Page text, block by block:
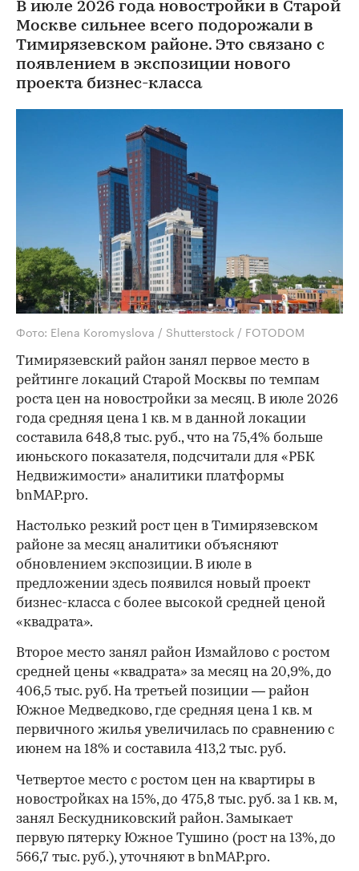
В июле 2026 года новостройки в Старой
Москве сильнее всего подорожали в
Тимирязевском районе. Это связано с
появлением в экспозиции нового
проекта бизнес-класса
Фото: Elena Koromyslova / Shutterstock / FOTODOM
Тимирязевский район занял первое место в
рейтинге локаций Старой Москвы по темпам
роста цен на новостройки за месяц. В июле 2026
года средняя цена 1 кв. м в данной локации
составила 648,8 тыс. руб., что на 75,4% больше
июньского показателя, подсчитали для «РБК
Недвижимости» аналитики платформы
bnMAP.pro.
Настолько резкий рост цен в Тимирязевском
районе за месяц аналитики объясняют
обновлением экспозиции. В июле в
предложении здесь появился новый проект
бизнес-класса с более высокой средней ценой
«квадрата».
Второе место занял район Измайлово с ростом
средней цены «квадрата» за месяц на 20,9%, до
406,5 тыс. руб. На третьей позиции — район
Южное Медведково, где средняя цена 1 кв. м
первичного жилья увеличилась по сравнению с
июнем на 18% и составила 413,2 тыс. руб.
Четвертое место с ростом цен на квартиры в
новостройках на 15%, до 475,8 тыс. руб. за 1 кв. м,
занял Бескудниковский район. Замыкает
первую пятерку Южное Тушино (рост на 13%, до
566,7 тыс. руб.), уточняют в bnMAP.pro.